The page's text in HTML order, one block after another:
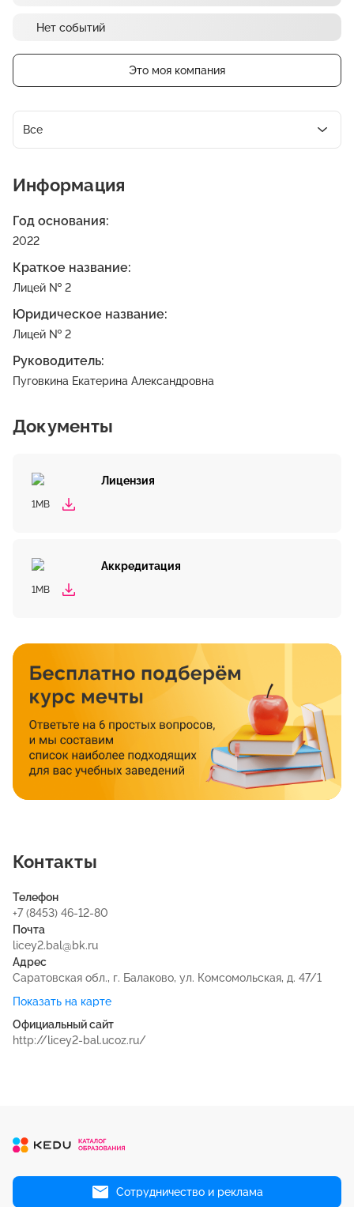
Нет событий
Это моя компания
Все
Информация
Год основания:
2022
Краткое название:
Лицей № 2
Юридическое название:
Лицей № 2
Руководитель:
Пуговкина Екатерина Александровна
Документы
Лицензия
1MB
Аккредитация
1MB
Контакты
Телефон
+7 (8453) 46-12-80
Почта
licey2.bal@bk.ru
Адрес
Саратовская обл., г. Балаково, ул. Комсомольская, д. 47/1
Показать на карте
Официальный сайт
http://licey2-bal.ucoz.ru/
Сотрудничество и реклама